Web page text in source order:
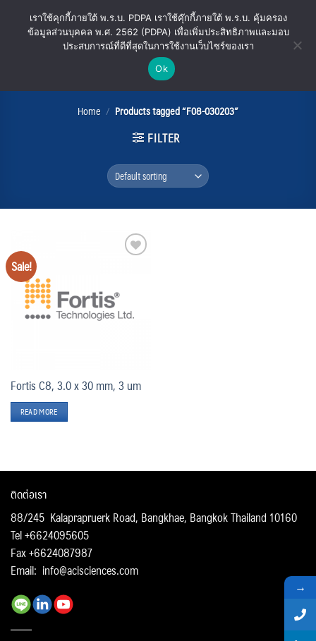
F08-030203
Home / Products tagged “F08-030203”
FILTER
Sale!
Fortis C8, 3.0 x 30 mm, 3 um
READ MORE
ติดต่อเรา
88/245 Kalaprapruerk Road, Bangkhae, Bangkok Thailand 10160
Tel +6624095605
Fax +6624087987
Email: info@acisciences.com
→
เราใช้คุกกี้ภายใต้ พ.ร.บ. PDPA เราใช้คุ๊กกี้ภายใต้ พ.ร.บ. คุ้มครอง
ข้อมูลส่วนบุคคล พ.ศ. 2562 (PDPA) เพื่อเพิ่มประสิทธิภาพและมอบ
ประสบการณ์ที่ดีที่สุดในการใช้งานเว็บไซร์ของเรา
Ok